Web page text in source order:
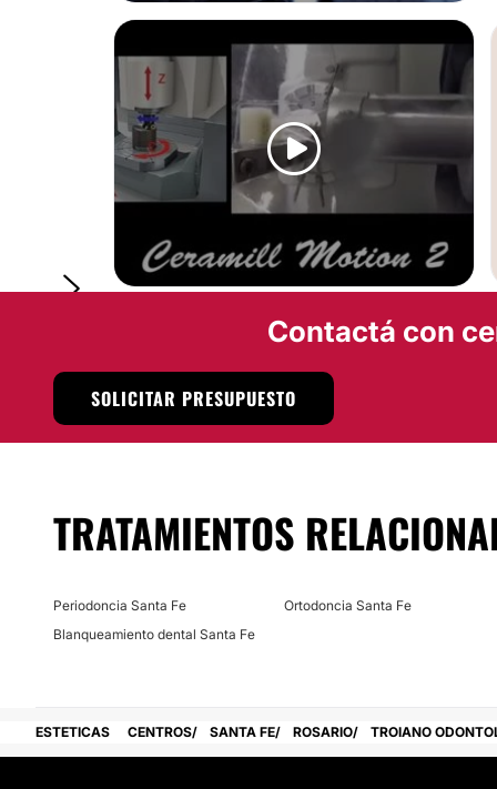
Contactá con
SOLICITAR PRESUPUESTO
TRATAMIENTOS
Periodoncia Santa Fe Ortodoncia Santa Fe
Blanqueamiento dental Santa Fe
ESTETICAS CENTROS SANTA FE ROSARIO TROIANO